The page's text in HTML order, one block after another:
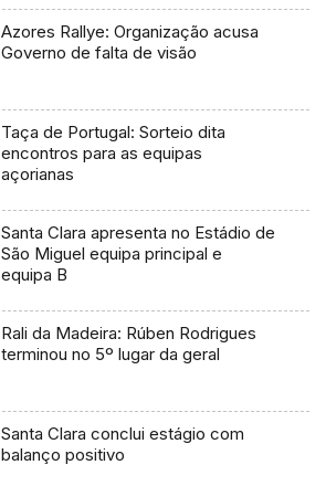
Azores Rallye: Organização acusa
Governo de falta de visão
Taça de Portugal: Sorteio dita
encontros para as equipas
açorianas
Santa Clara apresenta no Estádio de
São Miguel equipa principal e
equipa B
Rali da Madeira: Rúben Rodrigues
terminou no 5º lugar da geral
Santa Clara conclui estágio com
balanço positivo